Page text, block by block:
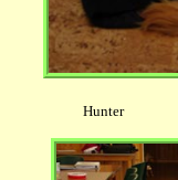
Hunter